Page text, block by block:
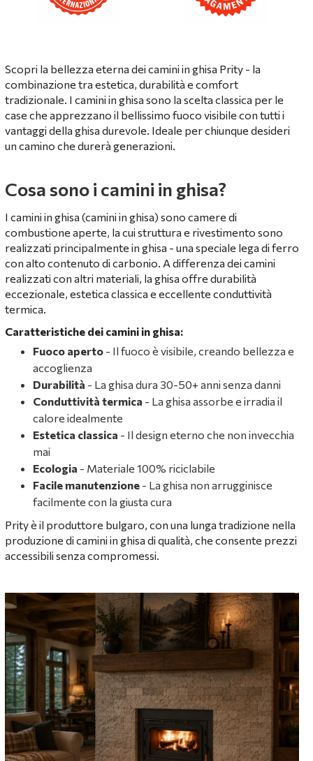
Scopri la bellezza eterna dei camini in ghisa Prity - la
combinazione tra estetica, durabilità e comfort
tradizionale. I camini in ghisa sono la scelta classica per le
case che apprezzano il bellissimo fuoco visibile con tutti i
vantaggi della ghisa durevole. Ideale per chiunque desideri
un camino che durerà generazioni.
Cosa sono i camini in ghisa?
I camini in ghisa (camini in ghisa) sono camere di
combustione aperte, la cui struttura e rivestimento sono
realizzati principalmente in ghisa - una speciale lega di ferro
con alto contenuto di carbonio. A differenza dei camini
realizzati con altri materiali, la ghisa offre durabilità
eccezionale, estetica classica e eccellente conduttività
termica.
Caratteristiche dei camini in ghisa:
Fuoco aperto - Il fuoco è visibile, creando bellezza e
accoglienza
Durabilità - La ghisa dura 30-50+ anni senza danni
Conduttività termica - La ghisa assorbe e irradia il
calore idealmente
Estetica classica - Il design eterno che non invecchia
mai
Ecologia - Materiale 100% riciclabile
Facile manutenzione - La ghisa non arrugginisce
facilmente con la giusta cura
Prity è il produttore bulgaro, con una lunga tradizione nella
produzione di camini in ghisa di qualità, che consente prezzi
accessibili senza compromessi.